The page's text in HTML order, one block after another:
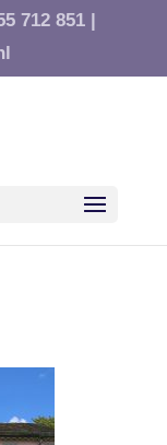
712 851 |